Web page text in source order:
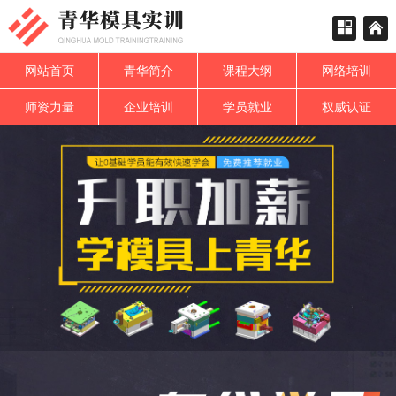
网站首页 青华简介 课程大纲 网络培训
师资力量 企业培训 学员就业 权威认证